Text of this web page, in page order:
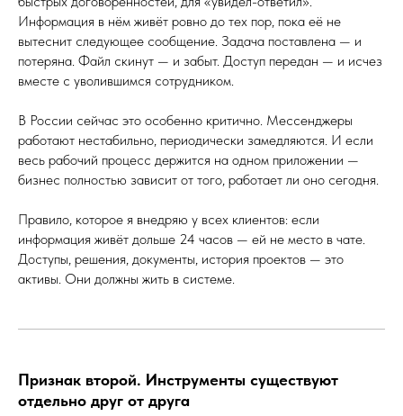
Информация в нём живёт ровно до тех пор, пока её не
вытеснит следующее сообщение. Задача поставлена — и
потеряна. Файл скинут — и забыт. Доступ передан — и исчез
вместе с уволившимся сотрудником.
В России сейчас это особенно критично. Мессенджеры
работают нестабильно, периодически замедляются. И если
весь рабочий процесс держится на одном приложении —
бизнес полностью зависит от того, работает ли оно сегодня.
Правило, которое я внедряю у всех клиентов: если
информация живёт дольше 24 часов — ей не место в чате.
Доступы, решения, документы, история проектов — это
активы. Они должны жить в системе.
Признак второй. Инструменты существуют
отдельно друг от друга